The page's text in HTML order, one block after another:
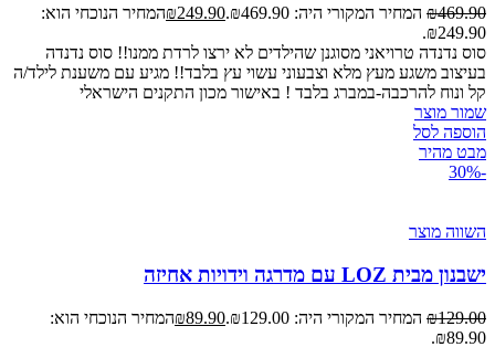
₪469.90 המחיר המקורי היה: ₪469.90. ₪249.90
המחיר הנוכחי הוא:
₪249.90.
סוס נדנדה טרויאני מסוגנן שהילדים לא ירצו לרדת ממנו!! סוס נדנדה
בעיצוב משגע מעץ מלא וצבעוני עשוי עץ בלבד!! מגיע עם משענת לילד/ה
קל ונוח להרכבה-במברג בלבד ! באישור מכון התקנים הישראלי
שמור מוצר
הוספה לסל
מבט מהיר
-30%
השווה מוצר
ישבנון מבית LOZ עם מדרגה וידויות אחיזה
₪129.00 המחיר המקורי היה: ₪129.00. ₪89.90
המחיר הנוכחי הוא:
₪89.90.